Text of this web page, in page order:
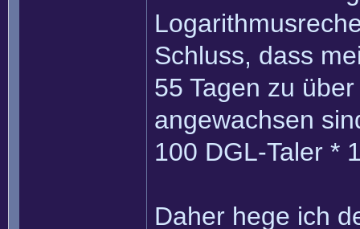
Schluss, dass
55 Tagen zu
angewachsen
100 DGL-Taler *
Daher hege ich